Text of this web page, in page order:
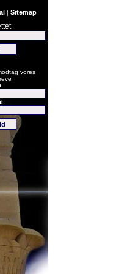
| Sitemap
vores